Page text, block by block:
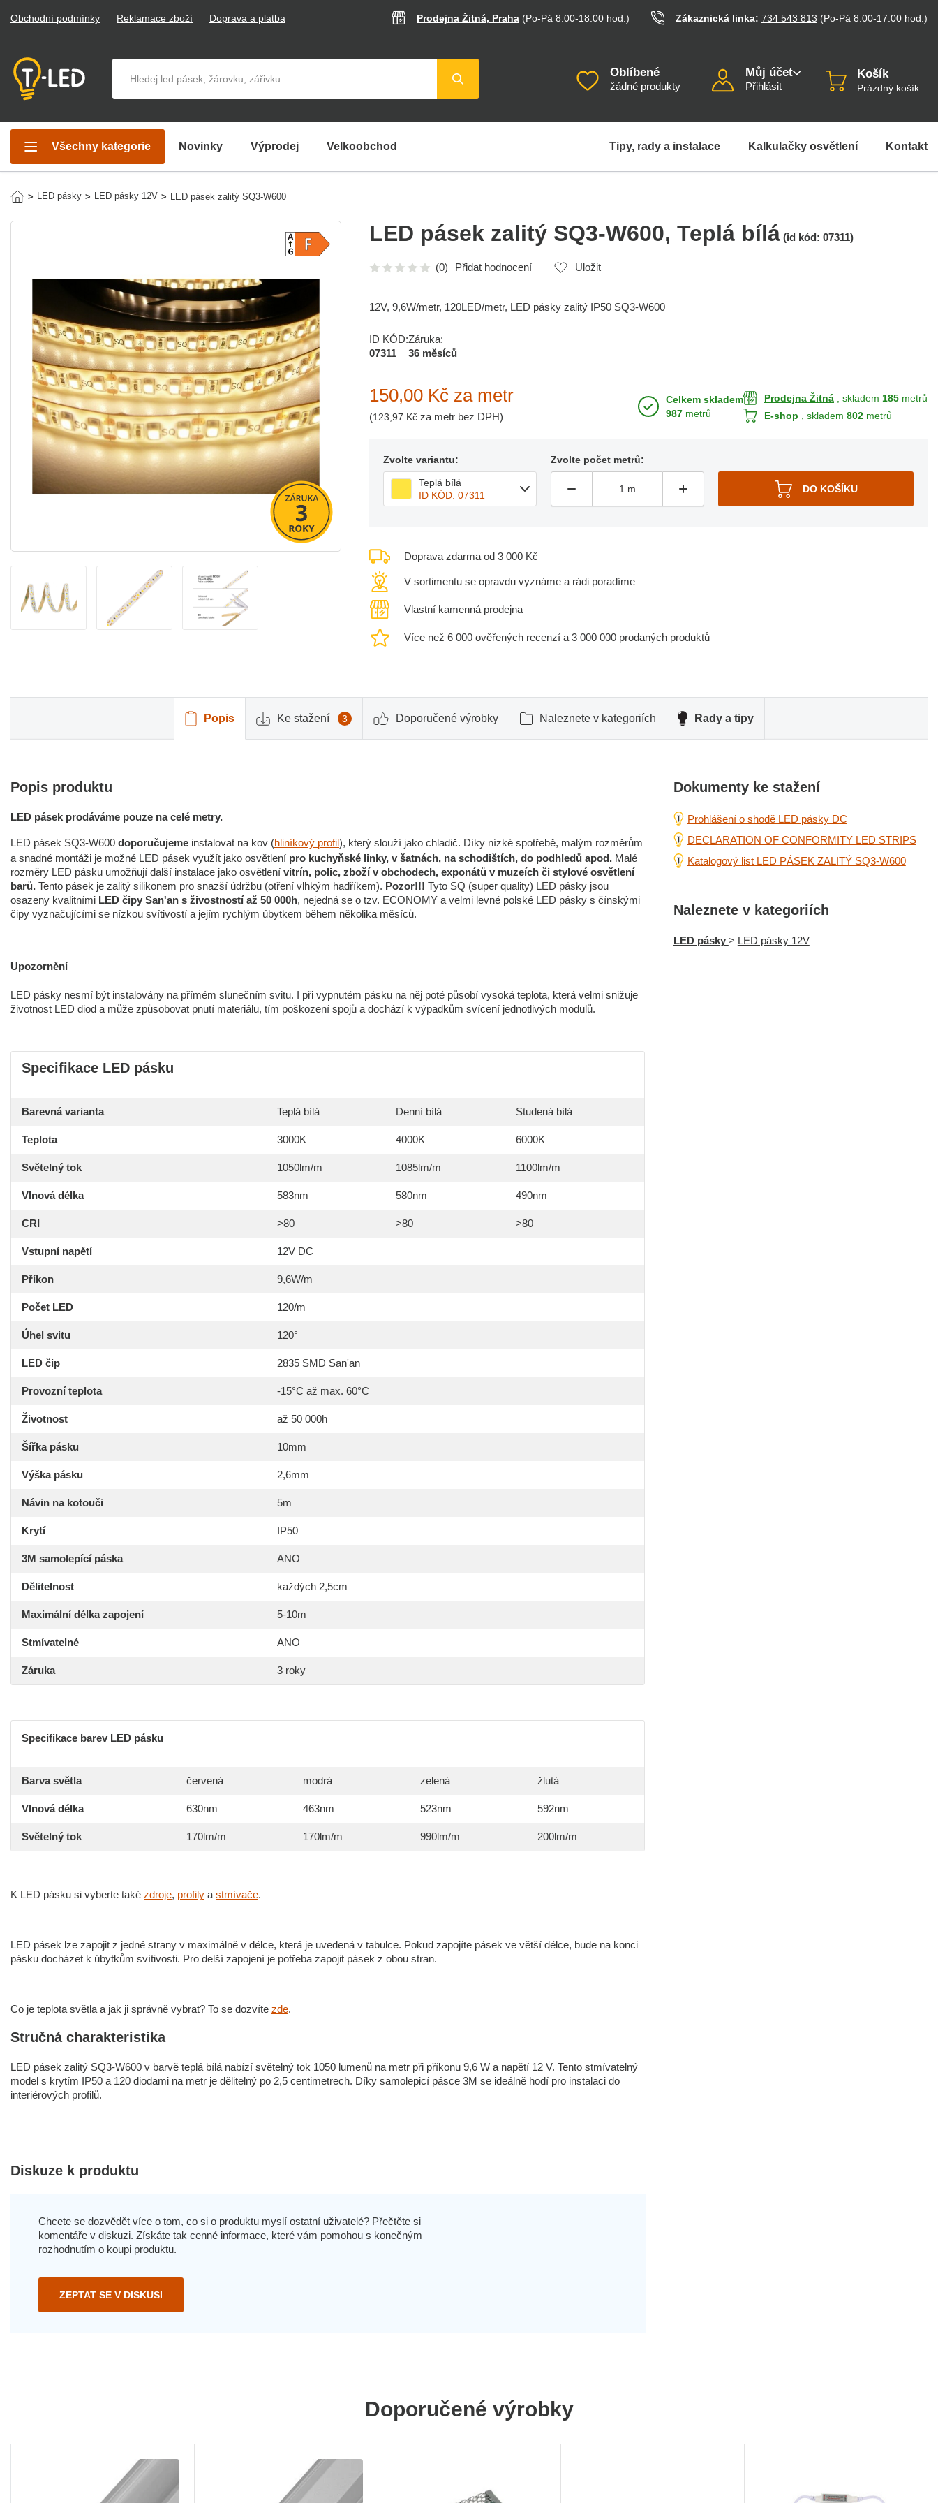
Obchodní podmínky Reklamace zboží Doprava a platba Prodejna Žitná, Praha (Po-Pá 8:00-18:00 hod. ) Zákaznická linka: 734 543 813 (Po-Pá 8:00-17:00 hod. )
Oblíbené
žádné produkty
Můj účet
Přihlásit
Košík
Prázdný košík
Všechny kategorie Novinky Výprodej Velkoobchod Tipy, rady a instalace Kalkulačky osvětlení Kontakt
> LED pásky > LED pásky 12V > LED pásek zalitý SQ3-W600
LED pásek zalitý SQ3-W600, Teplá bílá (id kód: 07311)
(0) Přidat hodnocení Uložit
12V, 9,6W/metr, 120LED/metr, LED pásky zalitý IP50 SQ3-W600
ID KÓD:
07311
Záruka:
36 měsíců
150,00 Kč za metr
(123,97 Kč za metr bez DPH)
Celkem skladem
987 metrů
Prodejna Žitná , skladem 185 metrů
E-shop
, skladem 802 metrů
Zvolte variantu:
Teplá bílá
ID KÓD: 07311
Zvolte počet metrů:
Doprava zdarma od 3 000 Kč
V sortimentu se opravdu vyznáme a rádi poradíme
Vlastní kamenná prodejna
Více než 6 000 ověřených recenzí a 3 000 000 prodaných produktů
Popis Ke stažení 3 Doporučené výrobky Naleznete v kategoriích Rady a tipy
Popis produktu
LED pásek prodáváme pouze na celé metry.
LED pásek SQ3-W600 doporučujeme instalovat na kov (hliníkový profil), který slouží jako chladič. Díky nízké spotřebě, malým rozměrům
a snadné montáži je možné LED pásek využít jako osvětlení pro kuchyňské linky, v šatnách, na schodištích, do podhledů apod. Malé
rozměry LED pásku umožňují další instalace jako osvětlení vitrín, polic, zboží v obchodech, exponátů v muzeích či stylové osvětlení
barů. Tento pásek je zalitý silikonem pro snazší údržbu (otření vlhkým hadříkem). Pozor!!! Tyto SQ (super quality) LED pásky jsou
osazeny kvalitními LED čipy San'an s živostností až 50 000h, nejedná se o tzv. ECONOMY a velmi levné polské LED pásky s čínskými
čipy vyznačujícími se nízkou svítivostí a jejím rychlým úbytkem během několika měsíců.
Upozornění
LED pásky nesmí být instalovány na přímém slunečním svitu. I při vypnutém pásku na něj poté působí vysoká teplota, která velmi snižuje
životnost LED diod a může způsobovat pnutí materiálu, tím poškození spojů a dochází k výpadkům svícení jednotlivých modulů.
Specifikace LED pásku
Barevná varianta Teplá bílá Denní bílá Studená bílá
Teplota 3000K 4000K 6000K
Světelný tok 1050lm/m 1085lm/m 1100lm/m
Vlnová délka 583nm 580nm 490nm
CRI >80 >80 >80
Vstupní napětí 12V DC
Příkon 9,6W/m
Počet LED 120/m
Úhel svitu 120°
LED čip 2835 SMD San'an
Provozní teplota -15°C až max. 60°C
Životnost až 50 000h
Šířka pásku 10mm
Výška pásku 2,6mm
Návin na kotouči 5m
Krytí IP50
3M samolepící páska ANO
Dělitelnost každých 2,5cm
Maximální délka zapojení 5-10m
Stmívatelné ANO
Záruka 3 roky
Specifikace barev LED pásku
Barva světla červená modrá zelená žlutá
Vlnová délka 630nm 463nm 523nm 592nm
Světelný tok 170lm/m 170lm/m 990lm/m 200lm/m
K LED pásku si vyberte také zdroje, profily a stmívače.
LED pásek lze zapojit z jedné strany v maximálně v délce, která je uvedená v tabulce. Pokud zapojíte pásek ve větší délce, bude na konci
pásku docházet k úbytkům svítivosti. Pro delší zapojení je potřeba zapojit pásek z obou stran.
Co je teplota světla a jak ji správně vybrat? To se dozvíte zde.
Stručná charakteristika
LED pásek zalitý SQ3-W600 v barvě teplá bílá nabízí světelný tok 1050 lumenů na metr při příkonu 9,6 W a napětí 12 V. Tento stmívatelný
model s krytím IP50 a 120 diodami na metr je dělitelný po 2,5 centimetrech. Díky samolepicí pásce 3M se ideálně hodí pro instalaci do
interiérových profilů.
Diskuze k produktu
Chcete se dozvědět více o tom, co si o produktu myslí ostatní uživatelé? Přečtěte si
komentáře v diskuzi. Získáte tak cenné informace, které vám pomohou s konečným
rozhodnutím o koupi produktu.
ZEPTAT SE V DISKUSI
Dokumenty ke stažení
Prohlášení o shodě LED pásky DC
DECLARATION OF CONFORMITY LED STRIPS
Katalogový list LED PÁSEK ZALITÝ SQ3-W600
Naleznete v kategoriích
LED pásky > LED pásky 12V
Doporučené výrobky